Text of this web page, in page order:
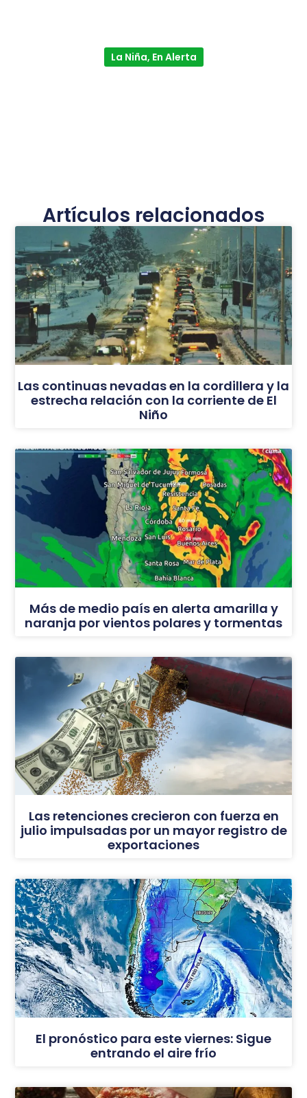
La Niña, En Alerta
Artículos relacionados
Las continuas nevadas en la cordillera y la
estrecha relación con la corriente de El
Niño
Más de medio país en alerta amarilla y
naranja por vientos polares y tormentas
Las retenciones crecieron con fuerza en
julio impulsadas por un mayor registro de
exportaciones
El pronóstico para este viernes: Sigue
entrando el aire frío